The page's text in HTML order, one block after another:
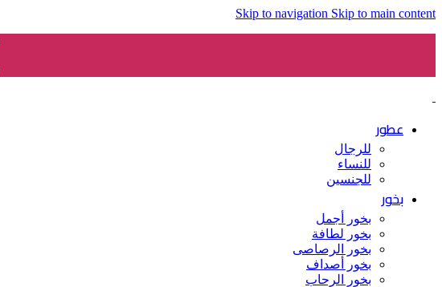
Skip to navigation Skip to main content
عطور
للرجال
للنساء
للجنسين
بخور
بخور أجمل
بخور لطافة
بخور الرصاصى
بخور أصداف
بخور الرحاب